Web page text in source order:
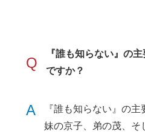
Q
『誰も知らない』の
ですか？
A
『誰も知らない』の主
妹の京子、弟の茂、そ